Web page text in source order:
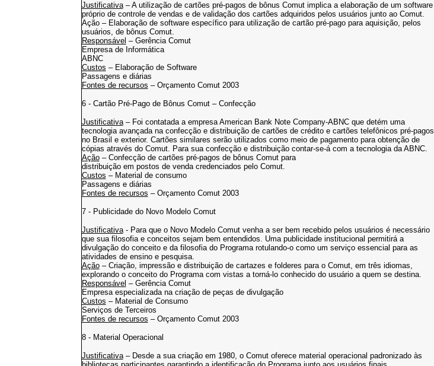
Justificativa– A utilização de cartões pré-pagos de bônus Comut implica a elaboração de um software
próprio de controle de vendas e de validação dos cartões adquiridos pelos usuários junto ao Comut.
Ação – Elaboração de software específico para utilização de cartão pré-pago para aquisição, pelos
usuários, de bônus Comut.
Responsável – Gerência Comut
Empresa de Informática
ABNC
Custos – Elaboração de Software
Passagens e diárias
Fontes de recursos – Orçamento Comut 2003
6 - Cartão Pré-Pago de Bônus Comut – Confecção
Justificativa– Foi contatada a empresa American Bank Note Company-ABNC que detém uma
tecnologia avançada na confecção e distribuição de cartões de crédito e cartões telefônicos pré-pagos
no Brasil e exterior. Cartões similares serão utilizados como meio de pagamento para obtenção de
cópias através do Comut. Para sua confecção e distribuição contar-se-á com a tecnologia da ABNC.
Ação– Confecção de cartões pré-pagos de bônus Comut para
distribuição em postos de venda credenciados pelo Comut.
Custos – Material de consumo
Passagens e diárias
Fontes de recursos – Orçamento Comut 2003
7 - Publicidade do Novo Modelo Comut
Justificativa- Para que o Novo Modelo Comut venha a ser bem recebido pelos usuários é necessário
que sua filosofia e conceitos sejam bem entendidos. Uma publicidade institucional permitirá a
divulgação do conceito e da filosofia do Programa rotulando-o como um serviço essencial para as
atividades de ensino e pesquisa.
Ação– Criação, impressão e distribuição de cartazes e folderes para o Comut, em três idiomas,
explorando o conceito do Programa com vistas a torná-lo conhecido do usuário a quem se destina.
Responsável – Gerência Comut
Empresa especializada na criação de peças de divulgação
Custos – Material de Consumo
Serviços de Terceiros
Fontes de recursos – Orçamento Comut 2003
8 - Material Operacional
Justificativa– Desde a sua criação em 1980, o Comut oferece material operacional padronizado às